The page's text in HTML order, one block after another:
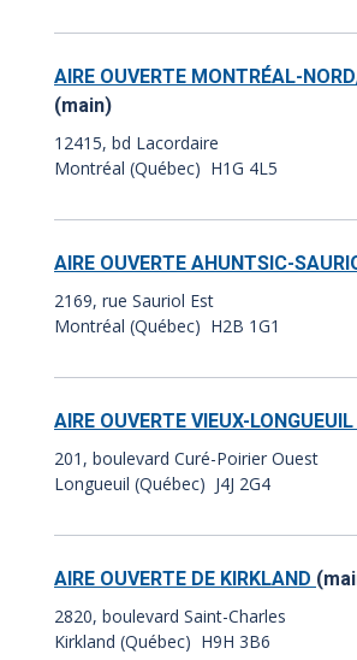
AIRE OUVERTE MONTRÉAL-
(main)
12415, bd Lacordaire
Montréal (Québec) H1G 4L5
AIRE OUVERTE AHUNTSIC-
2169, rue Sauriol Est
Montréal (Québec) H2B 1G1
AIRE OUVERTE VIEUX-LONGUEUIL
201, boulevard Curé-Poirier Ouest
Longueuil (Québec) J4J 2G4
AIRE OUVERTE DE KIRKLAND
2820, boulevard Saint-Charles
Kirkland (Québec) H9H 3B6